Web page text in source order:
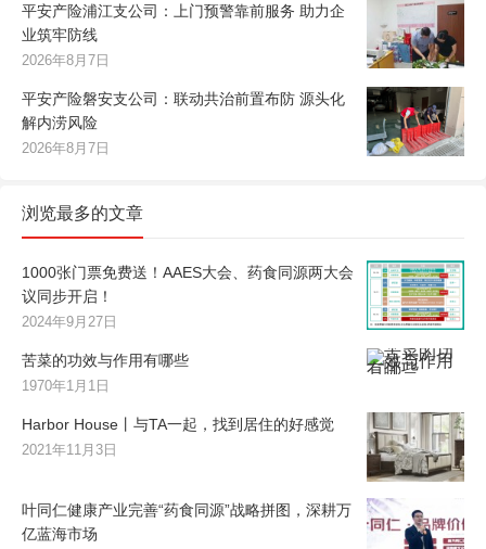
平安产险浦江支公司：上门预警靠前服务 助力企
业筑牢防线
2026年8月7日
平安产险磐安支公司：联动共治前置布防 源头化
解内涝风险
2026年8月7日
浏览最多的文章
1000张门票免费送！AAES大会、药食同源两大会
议同步开启！
2024年9月27日
苦菜的功效与作用有哪些
1970年1月1日
Harbor House丨与TA一起，找到居住的好感觉
2021年11月3日
叶同仁健康产业完善“药食同源”战略拼图，深耕万
亿蓝海市场